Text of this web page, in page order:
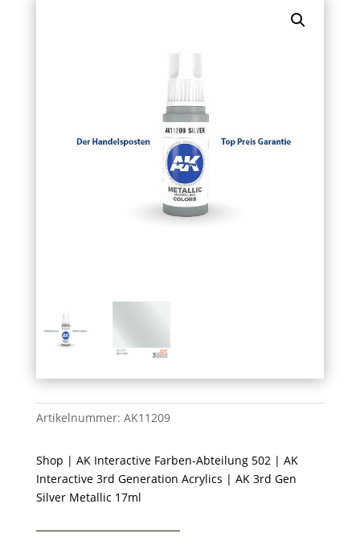
Artikelnummer: AK11209
Shop | AK Interactive Farben-Abteilung 502| AK
Interactive 3rd Generation Acrylics | AK 3rd Gen
Silver Metallic 17ml